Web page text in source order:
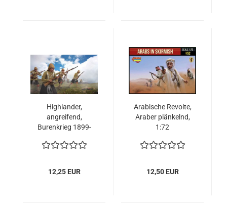
Highlander,
angreifend,
Burenkrieg 1899-
12,25 EUR
Arabische Revolte,
Araber plänkelnd,
1:72
12,50 EUR